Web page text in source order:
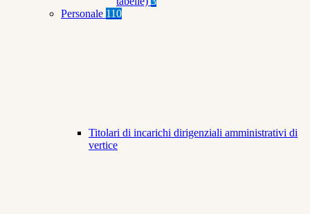
Personale 110
Titolari di incarichi dirigenziali amministrativi di
vertice